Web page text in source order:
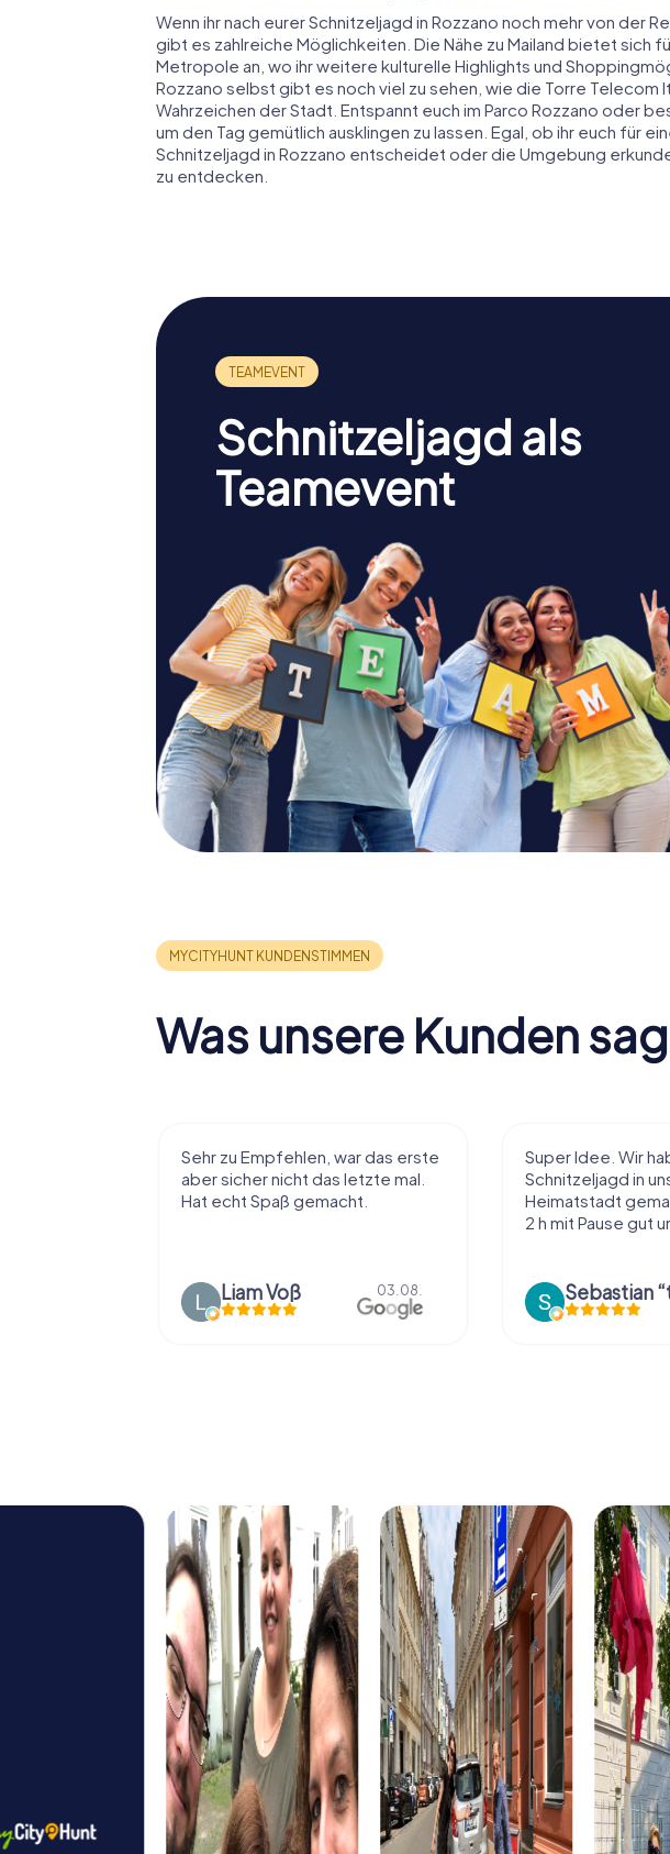
Wenn ihr nach eurer Schnitzeljagd in Rozzano noch mehr von der
gibt es zahlreiche Möglichkeiten. Die Nähe zu Mailand bietet sich
Metropole an, wo ihr weitere kulturelle Highlights und
Rozzano selbst gibt es noch viel zu sehen, wie die Torre Telecom
Wahrzeichen der Stadt. Entspannt euch im Parco Rozzano oder
um den Tag gemütlich ausklingen zu lassen. Egal, ob ihr euch für
Schnitzeljagd in Rozzano entscheidet oder die Umgebung
zu entdecken.
Schnitzeljagd als
Teamevent
Was unsere Kunden
Sehr zu Empfehlen, war das erste
aber sicher nicht das letzte mal.
Hat echt Spaß gemacht.
Liam Voß 03.08.
Super Idee. Wir
Schnitzeljagd in
Heimatstadt
2 h mit Pause gut